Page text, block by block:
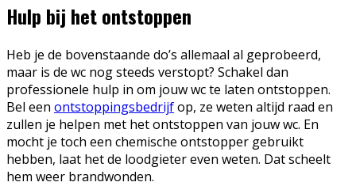
Hulp bij het ontstoppen
Heb je de bovenstaande do’s allemaal al geprobeerd,
maar is de wc nog steeds verstopt? Schakel dan
professionele hulp in om jouw wc te laten ontstoppen.
Bel een ontstoppingsbedrijfop, ze weten altijd raad en
zullen je helpen met het ontstoppen van jouw wc. En
mocht je toch een chemische ontstopper gebruikt
hebben, laat het de loodgieter even weten. Dat scheelt
hem weer brandwonden.